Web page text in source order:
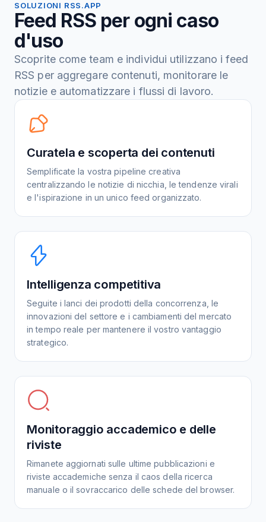
SOLUZIONI RSS.APP
Feed RSS per ogni caso
d'uso
Scoprite come team e individui utilizzano i feed
RSS per aggregare contenuti, monitorare le
notizie e automatizzare i flussi di lavoro.
Curatela e scoperta dei contenuti
Semplificate la vostra pipeline creativa
centralizzando le notizie di nicchia, le tendenze virali
e l'ispirazione in un unico feed organizzato.
Intelligenza competitiva
Seguite i lanci dei prodotti della concorrenza, le
innovazioni del settore e i cambiamenti del mercato
in tempo reale per mantenere il vostro vantaggio
strategico.
Monitoraggio accademico e delle
riviste
Rimanete aggiornati sulle ultime pubblicazioni e
riviste accademiche senza il caos della ricerca
manuale o il sovraccarico delle schede del browser.